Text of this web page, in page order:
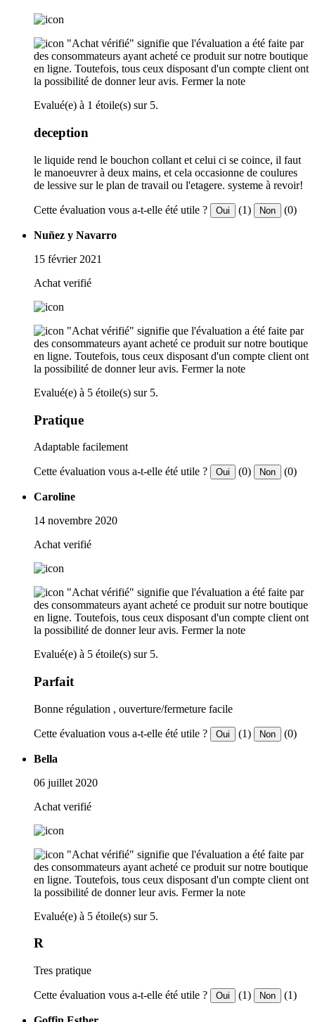
"Achat vérifié" signifie que l'évaluation a été faite par
des consommateurs ayant acheté ce produit sur notre boutique
en ligne. Toutefois, tous ceux disposant d'un compte client ont
la possibilité de donner leur avis. Fermer la note
Evalué(e) à 1 étoile(s) sur 5.
deception
le liquide rend le bouchon collant et celui ci se coince, il faut
le manoeuvrer à deux mains, et cela occasionne de coulures
de lessive sur le plan de travail ou l'etagere. systeme à revoir!
Cette évaluation vous a-t-elle été utile ? Oui (1) Non (0)
Nuñez y Navarro
15 février 2021
Achat verifié
"Achat vérifié" signifie que l'évaluation a été faite par
des consommateurs ayant acheté ce produit sur notre boutique
en ligne. Toutefois, tous ceux disposant d'un compte client ont
la possibilité de donner leur avis. Fermer la note
Evalué(e) à 5 étoile(s) sur 5.
Pratique
Adaptable facilement
Cette évaluation vous a-t-elle été utile ? Oui (0) Non (0)
Caroline
14 novembre 2020
Achat verifié
"Achat vérifié" signifie que l'évaluation a été faite par
des consommateurs ayant acheté ce produit sur notre boutique
en ligne. Toutefois, tous ceux disposant d'un compte client ont
la possibilité de donner leur avis. Fermer la note
Evalué(e) à 5 étoile(s) sur 5.
Parfait
Bonne régulation , ouverture/fermeture facile
Cette évaluation vous a-t-elle été utile ? Oui (1) Non (0)
Bella
06 juillet 2020
Achat verifié
"Achat vérifié" signifie que l'évaluation a été faite par
des consommateurs ayant acheté ce produit sur notre boutique
en ligne. Toutefois, tous ceux disposant d'un compte client ont
la possibilité de donner leur avis. Fermer la note
Evalué(e) à 5 étoile(s) sur 5.
R
Tres pratique
Cette évaluation vous a-t-elle été utile ? Oui (1) Non (1)